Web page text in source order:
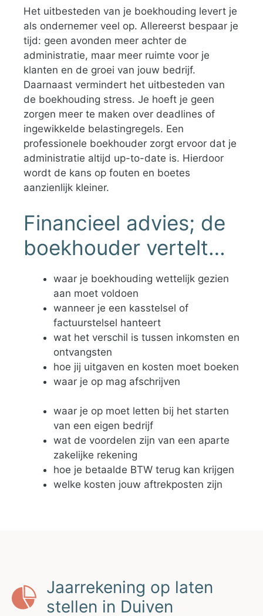
Het uitbesteden van je boekhouding levert je
als ondernemer veel op. Allereerst bespaar je
tijd: geen avonden meer achter de
administratie, maar meer ruimte voor je
klanten en de groei van jouw bedrijf.
Daarnaast vermindert het uitbesteden van
de boekhouding stress. Je hoeft je geen
zorgen meer te maken over deadlines of
ingewikkelde belastingregels. Een
professionele boekhouder zorgt ervoor dat je
administratie altijd up-to-date is. Hierdoor
wordt de kans op fouten en boetes
aanzienlijk kleiner.
Financieel advies; de
boekhouder vertelt…
waar je boekhouding wettelijk gezien
aan moet voldoen
wanneer je een kasstelsel of
factuurstelsel hanteert
wat het verschil is tussen inkomsten en
ontvangsten
hoe jij uitgaven en kosten moet boeken
waar je op mag afschrijven
waar je op moet letten bij het starten
van een eigen bedrijf
wat de voordelen zijn van een aparte
zakelijke rekening
hoe je betaalde BTW terug kan krijgen
welke kosten jouw aftrekposten zijn
Jaarrekening op laten
stellen in Duiven